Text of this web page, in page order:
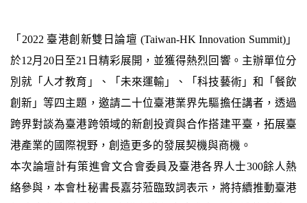
「2022 臺港創新雙日論壇 (Taiwan-HK Innovation Summit)」
於12月20日至21日精彩展開，並獲得熱烈回響。主辦單位分
別就「人才教育」、「未來運輸」、「科技藝術」和「餐飲
創新」等四主題，邀請二十位臺港業界先驅擔任講者，透過
跨界對談為臺港跨領域的新創投資與合作搭建平臺，拓展臺
港產業的國際視野，創造更多的發展契機與商機。
本次論壇計有策進會文合會委員及臺港各界人士300餘人熱
絡參與，本會杜秘書長嘉芬蒞臨致詞表示，將持續推動臺港